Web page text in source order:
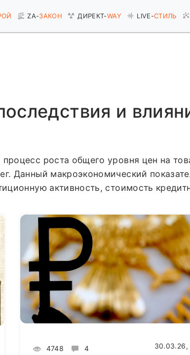
ZA-ЗАКОН ДИРЕКТ-WAY LIVE-СТИЛЬ
и
роста общего уровня цен на
Данный макроэкономический
активность, стоимость
4748 4 30.03.26,